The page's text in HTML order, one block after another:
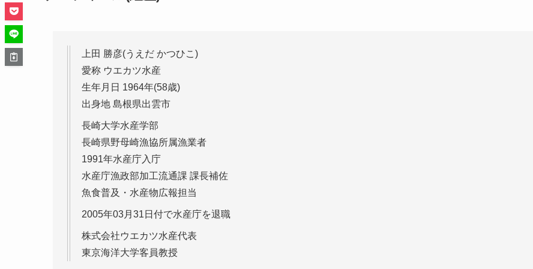
上田 勝彦(うえだ かつひこ)
愛称 ウエカツ水産
生年月日 1964年(58歳)
出身地 島根県出雲市
長崎大学水産学部
長崎県野母崎漁協所属漁業者
1991年水産庁入庁
水産庁漁政部加工流通課 課長補佐
魚食普及・水産物広報担当
2005年03月31日付で水産庁を退職
株式会社ウエカツ水産代表
東京海洋大学客員教授